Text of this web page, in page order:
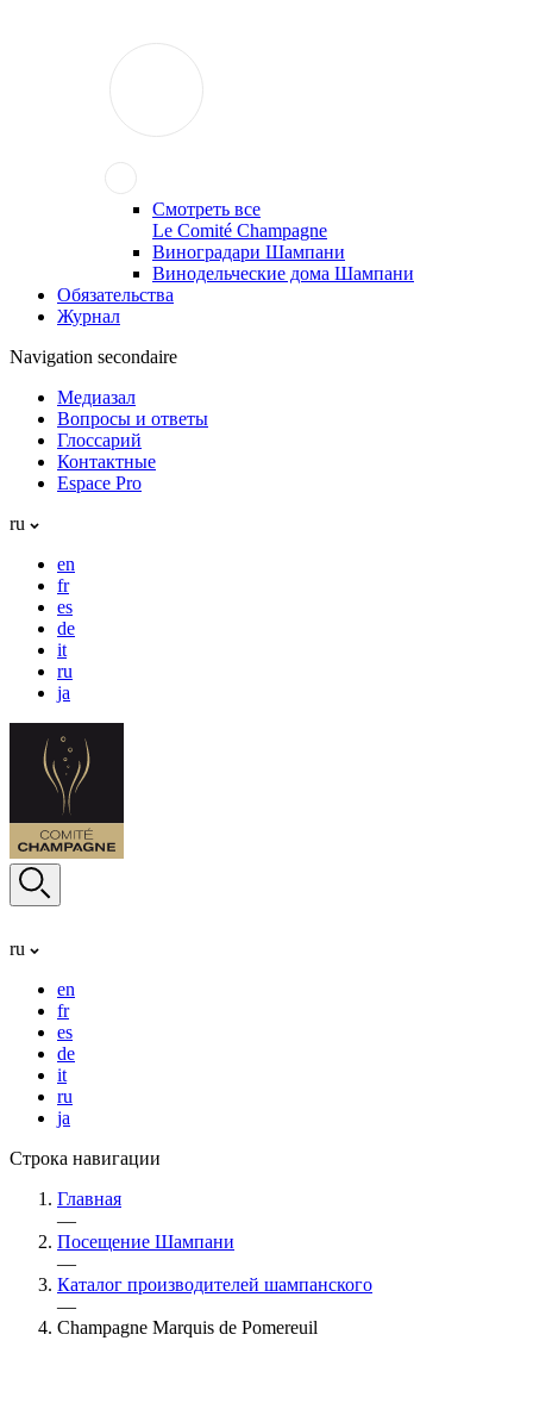
Смотреть все
Le Comité Champagne
Виноградари Шампани
Винодельческие дома Шампани
Обязательства
Журнал
Navigation secondaire
Медиазал
Вопросы и ответы
Глоссарий
Контактные
Espace Pro
ru
en
fr
es
de
it
ru
ja
ru
en
fr
es
de
it
ru
ja
Строка навигации
Главная
—
Посещение Шампани
—
Каталог производителей шампанского
—
Champagne Marquis de Pomereuil